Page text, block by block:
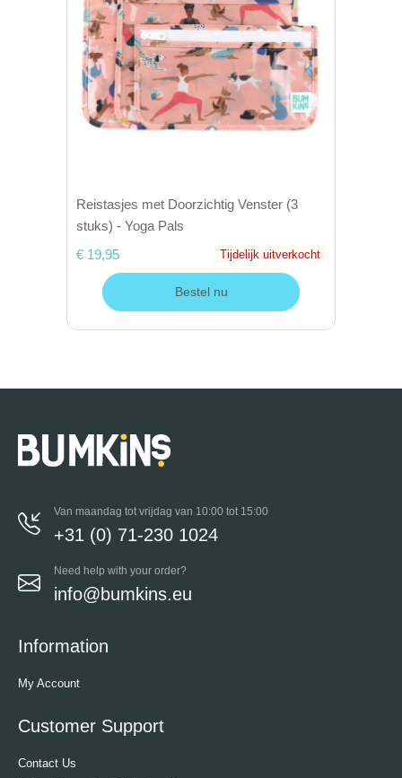
Reistasjes met Doorzichtig Venster (3
stuks) - Yoga Pals
€ 19,95
Tijdelijk uitverkocht
Bestel nu
Van maandag tot vrijdag van 10:00 tot 15:00
+31 (0) 71-230 1024
Need help with your order?
info@bumkins.eu
Information
My Account
Customer Support
Contact Us